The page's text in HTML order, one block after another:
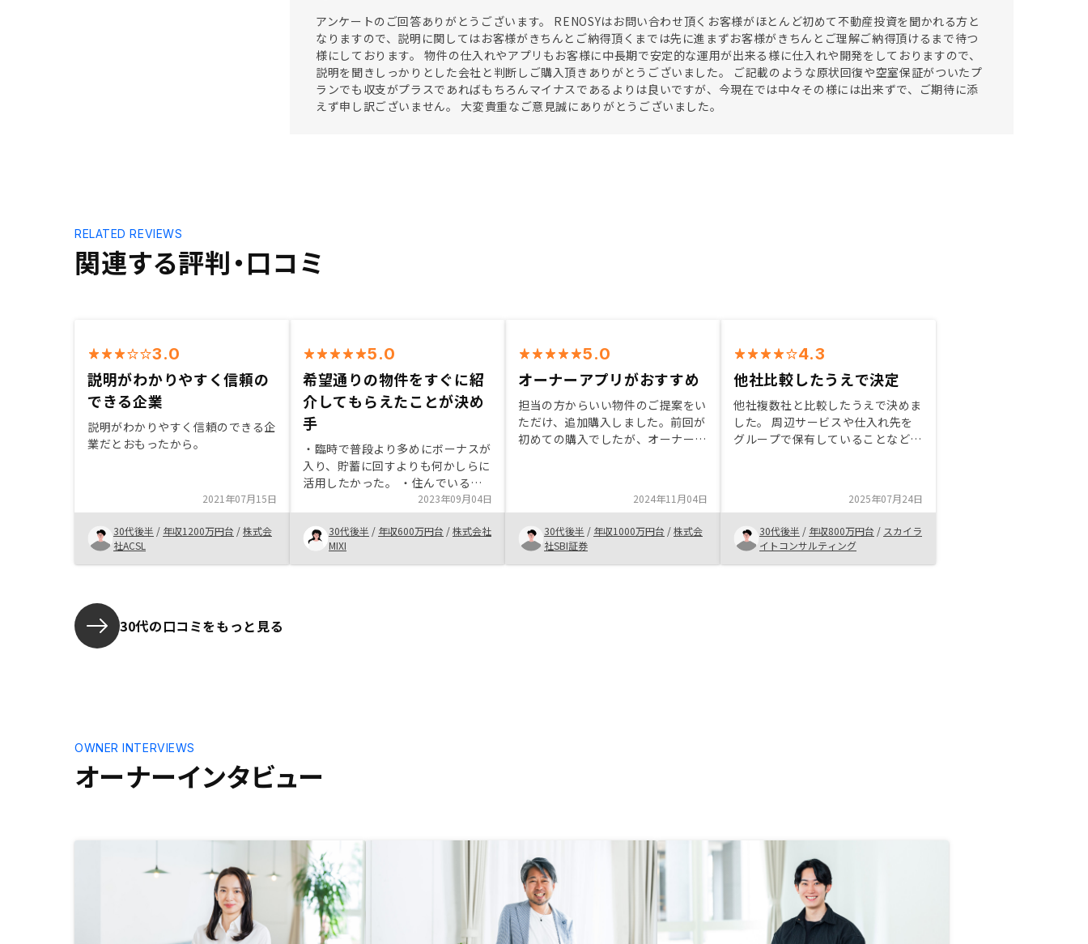
アンケートのご回答ありがとうございます。 RENOSYはお問い合わせ頂くお客様がほとんど初めて不動産投資を聞かれる方と
なりますので、説明に関してはお客様がきちんとご納得頂くまでは先に進まずお客様がきちんとご理解ご納得頂けるまで待つ
様にしております。 物件の仕入れやアプリもお客様に中長期で安定的な運用が出来る様に仕入れや開発をしておりますので、
説明を聞きしっかりとした会社と判断しご購入頂きありがとうございました。 ご記載のような原状回復や空室保証がついたプ
ランでも収支がプラスであればもちろんマイナスであるよりは良いですが、今現在では中々その様には出来ずで、ご期待に添
えず申し訳ございません。 大変貴重なご意見誠にありがとうございました。
関連する評判・口コミ
RELATED REVIEWS
3.0
説明がわかりやすく信頼の
できる企業
説明がわかりやすく信頼のできる企
業だとおもったから。
2021年07月15日
30代後半 / 年収1200万円台 /株式会
社ACSL
5.0
希望通りの物件をすぐに紹
介してもらえたことが決め
手
・臨時で普段より多めにボーナスが
入り、貯蓄に回すよりも何かしらに
活用したかった。 ・住んでいる周
辺の地域が再開発で土地の価値が上
昇している実感があり、自分もなん
かしらの形で購入してみたいという
気持ちがあった。 ・RENOSYの広
告を多く見かけるようになり、徐々
2023年09月04日
30代後半 / 年収600万円台 /株式会社
MIXI
5.0
オーナーアプリがおすすめ
担当の方からいい物件のご提案をい
ただけ、追加購入しました。前回が
初めての購入でしたが、オーナーア
に充実していたことで追加購入を決
めましたアプリでの書類管理につい
て、ユーザー側からも追加登録でき
2024年11月04日
30代後半 / 年収1000万円台 /株式会
社SBI証券
4.3
他社比較したうえで決定
他社複数社と比較したうえで決めま
した。 周辺サービスや仕入れ先を
グループで保有していることなど、
2025年07月24日
30代後半 / 年収800万円台 / スカイラ
イトコンサルティング
30代の口コミをもっと見る
オーナーインタビュー
OWNER INTERVIEWS